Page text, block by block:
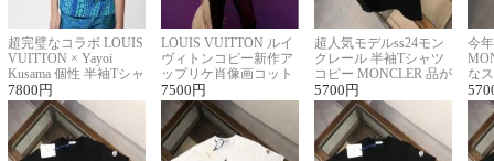
超完璧なコラボ LOUIS
VUITTON × Yayoi
Kusama 個性 半袖Tシャ
ツコピー男女兼用
7800 円
LOUIS VUITTON ルイ
ヴィトンコピー新作ア
ップリケ肖像画コット
ンニット半袖Tシャツ
7500 円
超人気モデルss24モン
クレール 半袖Tシャツ
コピー MONCLER 品が
良く見た目
5700 円
今
な
ル